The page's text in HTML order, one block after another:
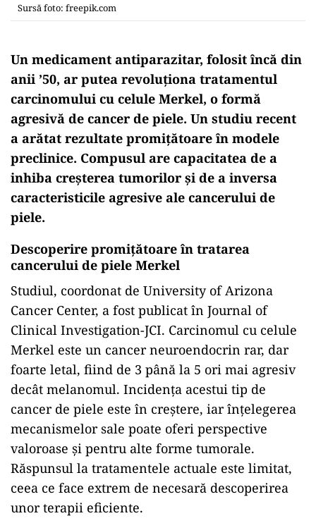
Sursă foto: freepik.com
Un medicament antiparazitar, folosit încă din
anii ’50, ar putea revoluționa tratamentul
carcinomului cu celule Merkel, o formă
agresivă de cancer de piele. Un studiu recent
a arătat rezultate promițătoare în modele
preclinice. Compusul are capacitatea de a
inhiba creșterea tumorilor și de a inversa
caracteristicile agresive ale cancerului de
piele.
Descoperire promițătoare în tratarea
cancerului de piele Merkel
Studiul, coordonat de University of Arizona
Cancer Center, a fost publicat în Journal of
Clinical Investigation-JCI. Carcinomul cu celule
Merkel este un cancer neuroendocrin rar, dar
foarte letal, fiind de 3 până la 5 ori mai agresiv
decât melanomul. Incidența acestui tip de
cancer de piele este în creștere, iar înțelegerea
mecanismelor sale poate oferi perspective
valoroase și pentru alte forme tumorale.
Răspunsul la tratamentele actuale este limitat,
ceea ce face extrem de necesară descoperirea
unor terapii eficiente.